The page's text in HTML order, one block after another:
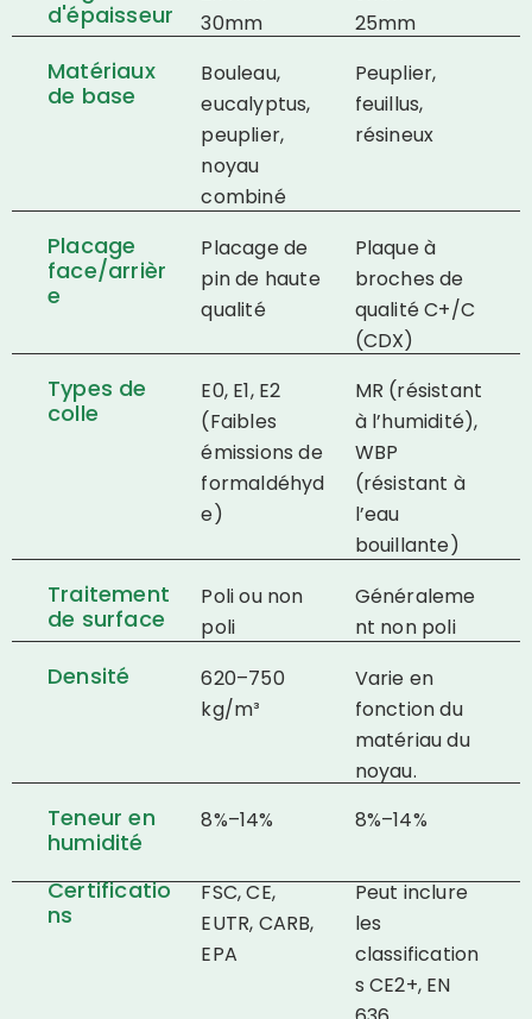
d'épaisseur
30mm
25mm
Matériaux
de base
Bouleau,
eucalyptus,
peuplier,
noyau
combiné
Peuplier,
feuillus,
résineux
Placage
face/arrièr
e
Placage de
pin de haute
qualité
Plaque à
broches de
qualité C+/C
(CDX)
Types de
colle
E0, E1, E2
(Faibles
émissions de
formaldéhyd
e)
MR (résistant
à l’humidité),
WBP
(résistant à
l’eau
bouillante)
Traitement
de surface
Poli ou non
poli
Généraleme
nt non poli
Densité
620–750
kg/m³
Varie en
fonction du
matériau du
noyau.
Teneur en
humidité
8%–14% 8%–14%
Certificatio
ns
FSC, CE,
EUTR, CARB,
EPA
Peut inclure
les
classification
s CE2+, EN